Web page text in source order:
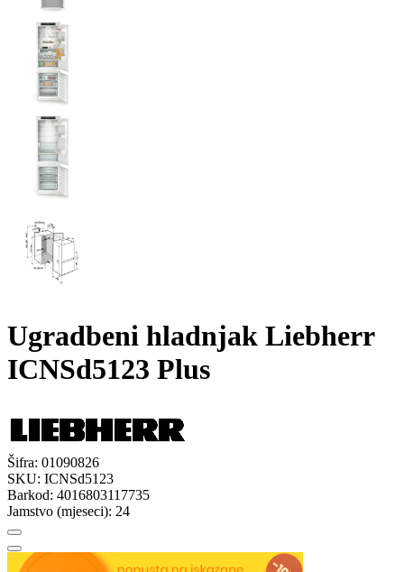
Ugradbeni hladnjak Liebherr
ICNSd5123 Plus
Šifra: 01090826
SKU: ICNSd5123
Barkod: 4016803117735
Jamstvo (mjeseci): 24